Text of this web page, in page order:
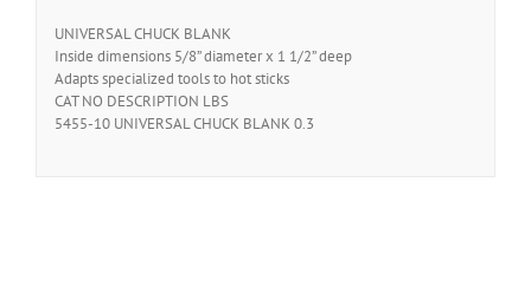
UNIVERSAL CHUCK BLANK
Inside dimensions 5/8” diameter x 1 1/2” deep
Adapts specialized tools to hot sticks
CAT NO DESCRIPTION LBS
5455-10 UNIVERSAL CHUCK BLANK 0.3